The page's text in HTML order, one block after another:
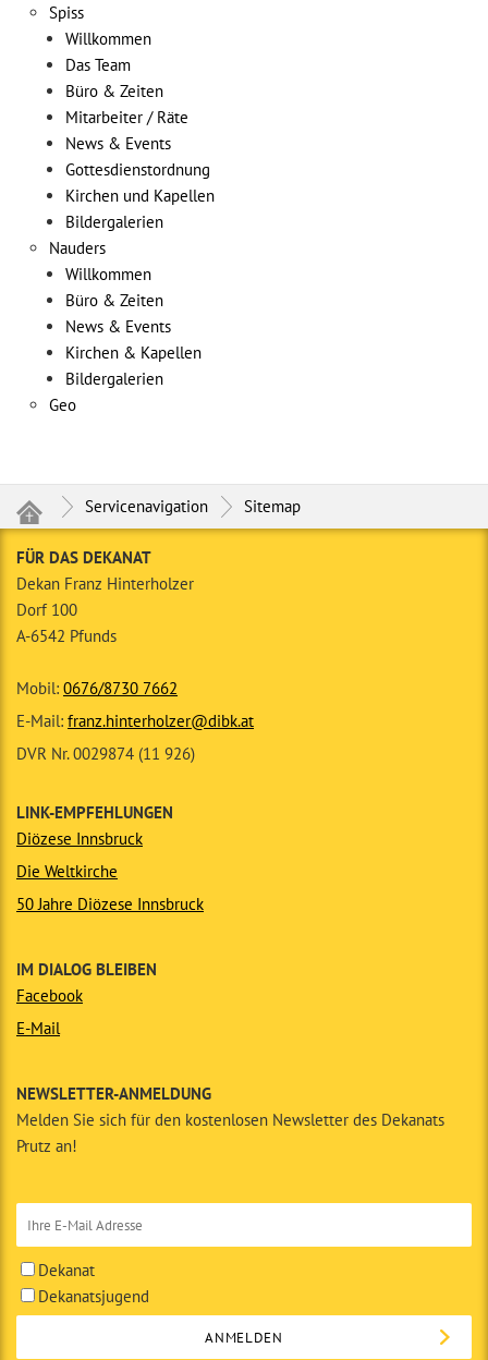
Spiss
Willkommen
Das Team
Büro & Zeiten
Mitarbeiter / Räte
News & Events
Gottesdienstordnung
Kirchen und Kapellen
Bildergalerien
Nauders
Willkommen
Büro & Zeiten
News & Events
Kirchen & Kapellen
Bildergalerien
Geo
Servicenavigation Sitemap
FÜR DAS DEKANAT
Dekan Franz Hinterholzer
Dorf 100
A-6542 Pfunds
Mobil: 0676/8730 7662
E-Mail: franz.hinterholzer@dibk.at
DVR Nr. 0029874 (11 926)
LINK-EMPFEHLUNGEN
Diözese Innsbruck
Die Weltkirche
50 Jahre Diözese Innsbruck
IM DIALOG BLEIBEN
Facebook
E-Mail
NEWSLETTER-ANMELDUNG
Melden Sie sich für den kostenlosen Newsletter des Dekanats
Prutz an!
Dekanat
Dekanatsjugend